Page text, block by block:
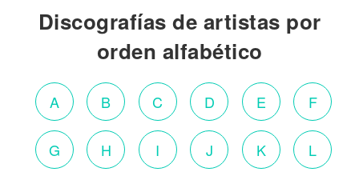
Discografías de artistas por
orden alfabético
A B C D E F
G H I J K L